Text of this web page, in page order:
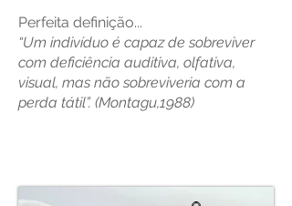
Perfeita definição...
“Um indivíduo é capaz de sobreviver
com deficiência auditiva, olfativa,
visual, mas não sobreviveria com a
perda tátil”. (Montagu,1988)